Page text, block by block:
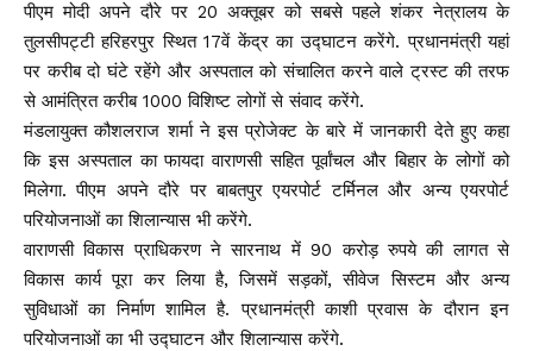
पीएम मोदी अपने दौरे पर 20 अक्तूबर को सबसे पहले शंकर नेत्रालय के
तुलसीपट्टी हरिहरपुर स्थित 17वें केंद्र का उद्घाटन करेंगे. प्रधानमंत्री यहां
पर करीब दो घंटे रहेंगे और अस्पताल को संचालित करने वाले ट्रस्ट की तरफ
से आमंत्रित करीब 1000 विशिष्ट लोगों से संवाद करेंगे.
मंडलायुक्त कौशलराज शर्मा ने इस प्रोजेक्ट के बारे में जानकारी देते हुए कहा
कि इस अस्पताल का फायदा वाराणसी सहित पूर्वांचल और बिहार के लोगों को
मिलेगा. पीएम अपने दौरे पर बाबतपुर एयरपोर्ट टर्मिनल और अन्य एयरपोर्ट
परियोजनाओं का शिलान्यास भी करेंगे.
वाराणसी विकास प्राधिकरण ने सारनाथ में 90 करोड़ रुपये की लागत से
विकास कार्य पूरा कर लिया है, जिसमें सड़कों, सीवेज सिस्टम और अन्य
सुविधाओं का निर्माण शामिल है. प्रधानमंत्री काशी प्रवास के दौरान इन
परियोजनाओं का भी उद्घाटन और शिलान्यास करेंगे.